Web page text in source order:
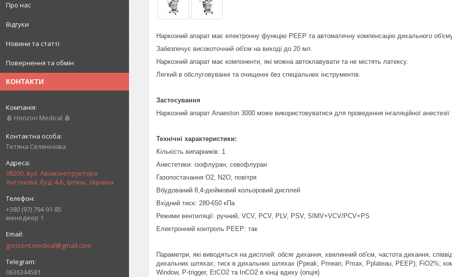
Про нас
Відгуки
Новини та статті
Повернення та обмін
КОНТАКТИ
🩸 Horizon Medical 🩸
Тетяна Селянінова
08200, вул. Авіаконструктора
Антонова, буд. 4-Б, Ірпінь, Україна
+380 (97) 794-91-85
менеджер 1
gorizont.medical@gmail.com
0636344581
Наркозний апарат має електронну функцію PEEP та автоматичну компенсацію дихального
Забезпечує високоточний об'єм на виході до 20 мл.
Наркозний апарат має компоненти, які можна автоклавувати та не містять латексу.
Легкий в обслуговуванні та очищенні без спеціальних інструментів.
Застосування
Наркозний апарат Anaeston 3000 може використовуватися для проведення інгаляційної
Технічні характеристики:
Кількість випарників: 1
Анестетики: ізофлуран, севофлуран
Газопостачання O2, N2O, повітря
Вбудований 8,4-дюймовий кольоровий дисплей
Вхідний тиск: 280-650 кПа
Режими вентиляції: ручний, VCV, PCV, PLV, PSV, SIMV+VCV/PCV+PS
Електронний контроль РЕЕР: так
Параметри, які виводяться на дисплей: обсяг дихання, хвилинний об'єм, частота дихання,
дихальних шляхах; тиск в дихальних шляхах (Ppeak, Pmean, Pmax, Pplateau, PEEP); FiO2%;
Window, P-trigger, EtCO2 та InCO2 в кінці вдиху (опція)